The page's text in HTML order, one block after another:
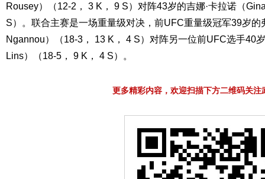
Rousey）（12-2， 3 K， 9 S）对阵43岁的吉娜·卡拉诺（
S）。联合主赛是一场重量级对决，前UFC重量级冠军39岁的
Ngannou）（18-3， 13 K， 4 S）对阵另一位前UFC选手40
Lins）（18-5， 9 K， 4 S）。
更多精彩内容，欢迎扫描下方二维码关注